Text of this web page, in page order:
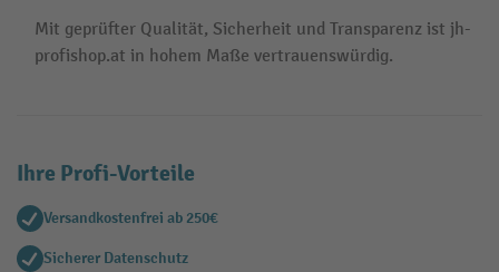
Mit geprüfter Qualität, Sicherheit und Transparenz ist jh-
profishop.at in hohem Maße vertrauenswürdig.
Ihre Profi-Vorteile
Versandkostenfrei ab 250€
Sicherer Datenschutz